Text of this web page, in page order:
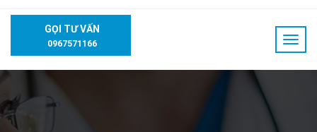
GỌI TƯ VẤN
0967571166